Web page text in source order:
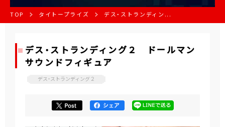
TOP タイトープライズ デス・ストランディン...
デス・ストランディング２ ドールマン
サウンドフィギュア
デス・ストランディング２